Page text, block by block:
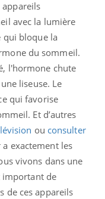
appareils
avec la lumière
qui bloque la
du sommeil.
l'hormone chute
liseuse. Le
qui favorise
Et d’autres
ou consulter
exactement les
vivons dans une
important de
de ces appareils